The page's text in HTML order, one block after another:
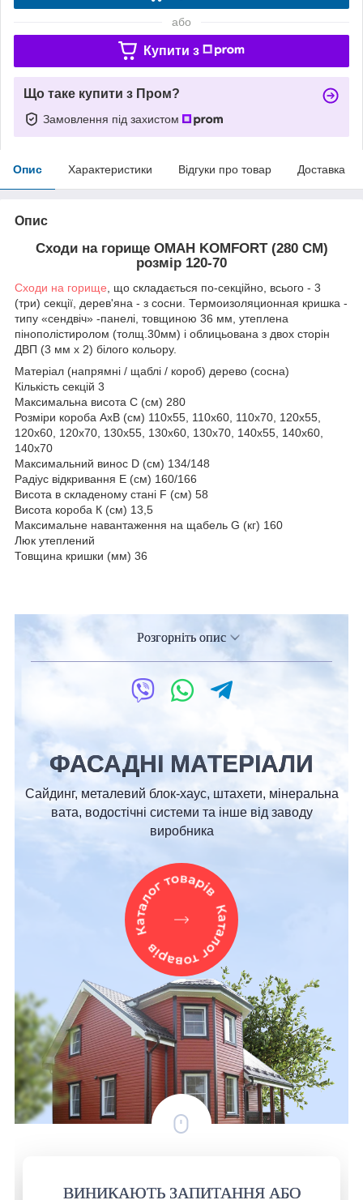
або
Купити з
Що таке купити з Пром?
Замовлення під захистом
Опис Характеристики Відгуки про товар Доставка
Опис
Сходи на горище ОМАН KOMFORT (280 СМ)
розмір 120-70
Сходи на горище , що складається по-секційно, всього - 3
(три) секції, дерев'яна - з сосни. Термоизоляционная кришка -
типу «сендвіч» -панелі, товщиною 36 мм, утеплена
пінополістиролом (толщ.30мм) і облицьована з двох сторін
ДВП (3 мм х 2) білого кольору.
Матеріал (напрямні / щаблі / короб) дерево (сосна)
Кількість секцій 3
Максимальна висота С (см) 280
Розміри короба АхВ (см) 110х55, 110х60, 110х70, 120х55,
120х60, 120х70, 130х55, 130х60, 130х70, 140х55, 140х60,
140х70
Максимальний винос D (cм) 134/148
Радіус відкривання Е (см) 160/166
Висота в складеному стані F (см) 58
Висота короба К (см) 13,5
Максимальне навантаження на щабель G (кг) 160
Люк утеплений
Товщина кришки (мм) 36
Розгорніть опис
ФАСАДНІ МАТЕРІАЛИ
Сайдинг, металевий блок-хаус, штахети, мінеральна
вата, водостічні системи та інше від заводу
виробника
ВИНИКАЮТЬ ЗАПИТАННЯ АБО